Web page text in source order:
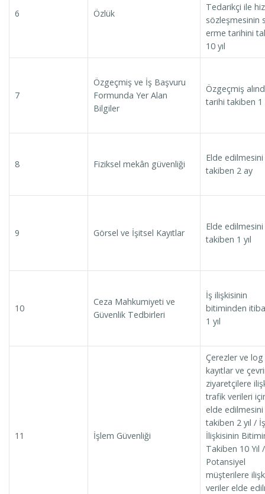
6 Özlük
Tedarikçi ile
sözleşmesinin
erme tarihini
10 yıl
7
Özgeçmiş ve İş Başvuru
Formunda Yer Alan
Bilgiler
Özgeçmiş
tarihi takiben 1
8 Fiziksel mekân güvenliği
Elde edilmesini
takiben 2 ay
9 Görsel ve İşitsel Kayıtlar
Elde edilmesini
takiben 1 yıl
10
Ceza Mahkumiyeti ve
Güvenlik Tedbirleri
İş ilişkisinin
bitiminden
1 yıl
11 İşlem Güvenliği
Çerezler ve log
kayıtlar ve
ziyaretçilere
trafik verileri
elde edilmesini
takiben 2 yıl / İş
İlişkisinin
Takiben 10 Yıl /
Potansiyel
müşterilere
veriler elde